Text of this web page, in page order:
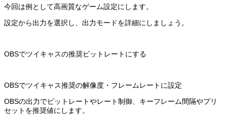
今回は例として高画質なゲーム設定にします。
設定から出力を選択し、出力モードを詳細にしましょう。
OBSでツイキャスの推奨ビットレートにする
OBSでツイキャス推奨の解像度・フレームレートに設定
OBSの出力でビットレートやレート制御、キーフレーム間隔やプリ
セットを推奨値にします。